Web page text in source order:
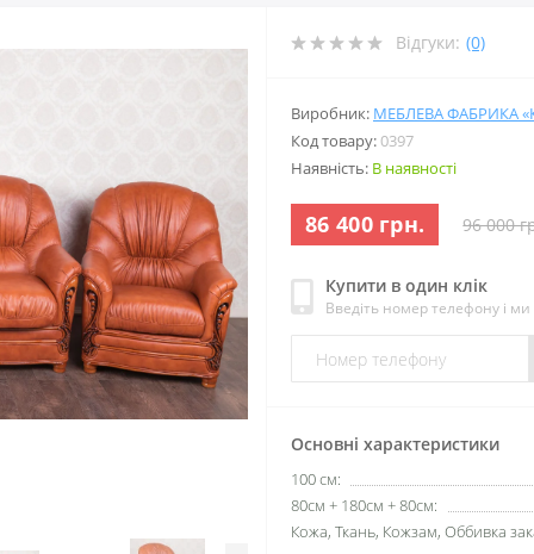
Відгуки: (0)
Виробник: МЕБЛЕВА ФАБРИКА
Код товару:0397
Наявність: В наявності
86 400 грн. 96 000
Купити в один клік
Введіть номер телефону і
Основні характеристики
100 см:
80см + 180см + 80см:
Кожа, Ткань, Кожзам, Оббивка